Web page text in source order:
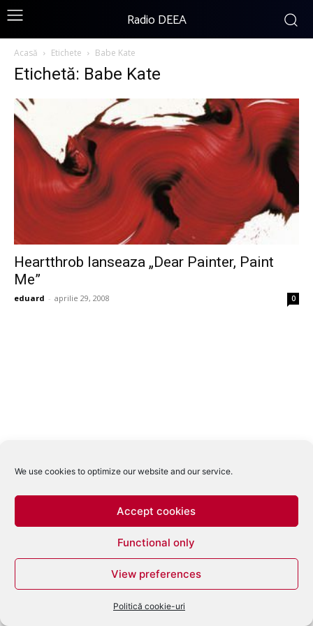
We use cookies to optimize our website and our service.
Accept cookies
Functional only
View preferences
Politică cookie-uri
Radio DEEA
Acasă Etichete Babe Kate
Etichetă: Babe Kate
Heartthrob lanseaza „Dear Painter, Paint
Me”
eduard - aprilie 29, 2008 0